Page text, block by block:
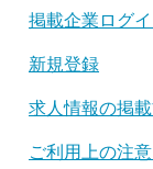
掲載企業ログ
新規登録
求人情報の掲
ご利用上の注